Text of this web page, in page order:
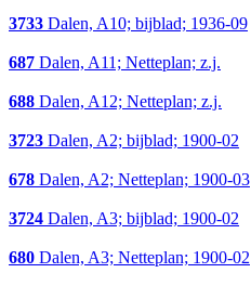
3733 Dalen, A10; bijblad; 1936-09
687 Dalen, A11; Netteplan; z.j.
688 Dalen, A12; Netteplan; z.j.
3723 Dalen, A2; bijblad; 1900-02
678 Dalen, A2; Netteplan; 1900-03
3724 Dalen, A3; bijblad; 1900-02
680 Dalen, A3; Netteplan; 1900-02